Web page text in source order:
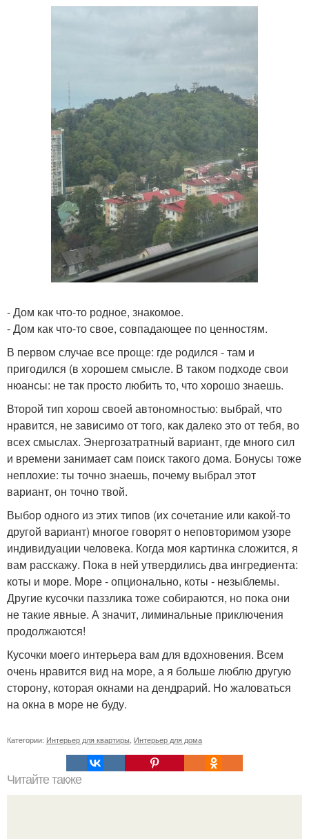
- Дом как что-то родное, знакомое.
- Дом как что-то свое, совпадающее по ценностям.
В первом случае все проще: где родился - там и
пригодился (в хорошем смысле. В таком подходе свои
нюансы: не так просто любить то, что хорошо знаешь.
Второй тип хорош своей автономностью: выбрай, что
нравится, не зависимо от того, как далеко это от тебя, во
всех смыслах. Энергозатратный вариант, где много сил
и времени занимает сам поиск такого дома. Бонусы тоже
неплохие: ты точно знаешь, почему выбрал этот
вариант, он точно твой.
Выбор одного из этих типов (их сочетание или какой-то
другой вариант) многое говорят о неповторимом узоре
индивидуации человека. Когда моя картинка сложится, я
вам расскажу. Пока в ней утвердились два ингредиента:
коты и море. Море - опционально, коты - незыблемы.
Другие кусочки паззлика тоже собираются, но пока они
не такие явные. А значит, лиминальные приключения
продолжаются!
Кусочки моего интерьера вам для вдохновения. Всем
очень нравится вид на море, а я больше люблю другую
сторону, которая окнами на дендрарий. Но жаловаться
на окна в море не буду.
Категории: Интерьер для квартиры, Интерьер для дома
Читайте также